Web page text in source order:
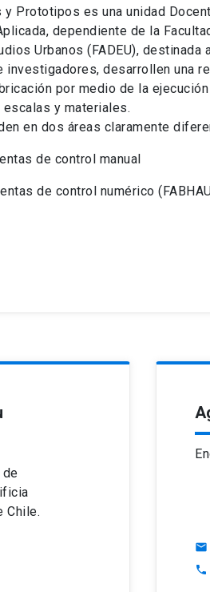
Prototipos es una unidad
dependiente de la
Urbanos (FADEU), destinada
investigadores, desarrollen una
por medio de la
y materiales.
en dos áreas claramente
de control manual
de control numérico
Chile.
mail
phone